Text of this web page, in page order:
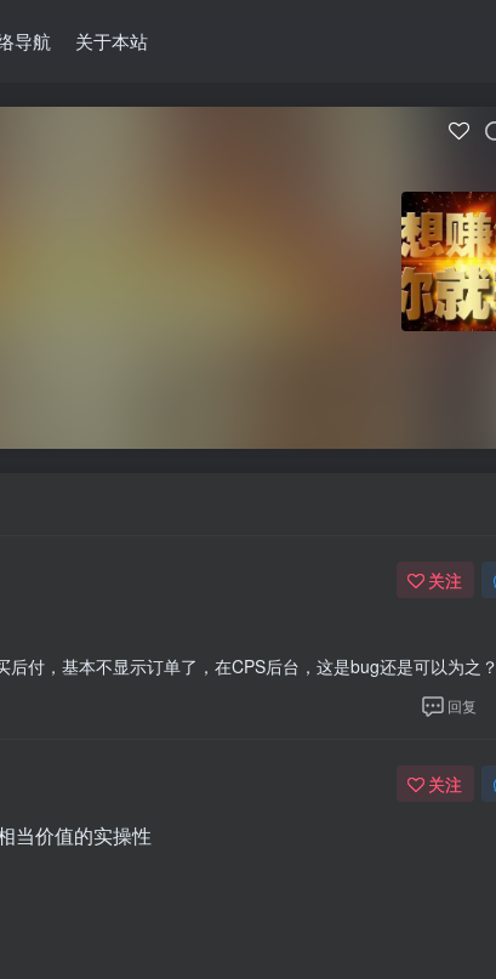
导航 关于本站
关注
付，基本不显示订单了，在CPS后台，这是bug还是可以为之？
回复
关注
当价值的实操性